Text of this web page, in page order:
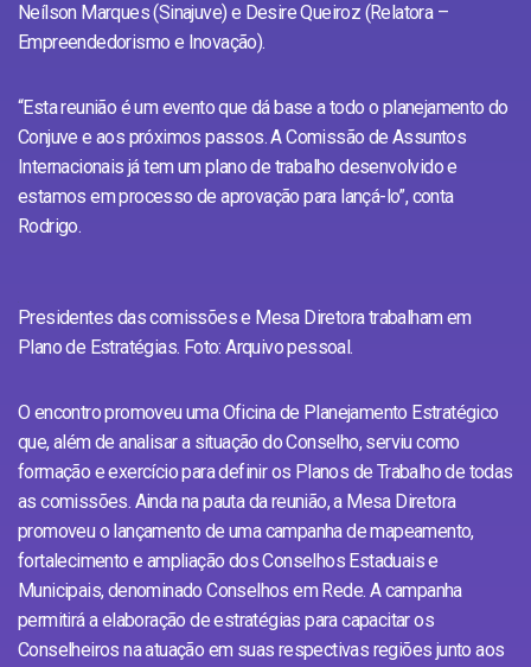
Neílson Marques (Sinajuve) e Desire Queiroz (Relatora –
Empreendedorismo e Inovação).
“Esta reunião é um evento que dá base a todo o planejamento do
Conjuve e aos próximos passos. A Comissão de Assuntos
Internacionais já tem um plano de trabalho desenvolvido e
estamos em processo de aprovação para lançá-lo”, conta
Rodrigo.
Presidentes das comissões e Mesa Diretora trabalham em
Plano de Estratégias. Foto: Arquivo pessoal.
O encontro promoveu uma Oficina de Planejamento Estratégico
que, além de analisar a situação do Conselho, serviu como
formação e exercício para definir os Planos de Trabalho de todas
as comissões. Ainda na pauta da reunião, a Mesa Diretora
promoveu o lançamento de uma campanha de mapeamento,
fortalecimento e ampliação dos Conselhos Estaduais e
Municipais, denominado Conselhos em Rede. A campanha
permitirá a elaboração de estratégias para capacitar os
Conselheiros na atuação em suas respectivas regiões junto aos